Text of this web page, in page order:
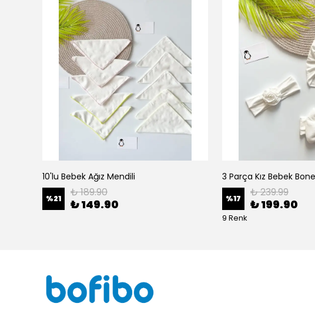
10'lu Bebek Ağız Mendili
%21 ₺ 189.90
₺ 149.90 %17 ₺ 239.99
₺ 199.90
9 Renk